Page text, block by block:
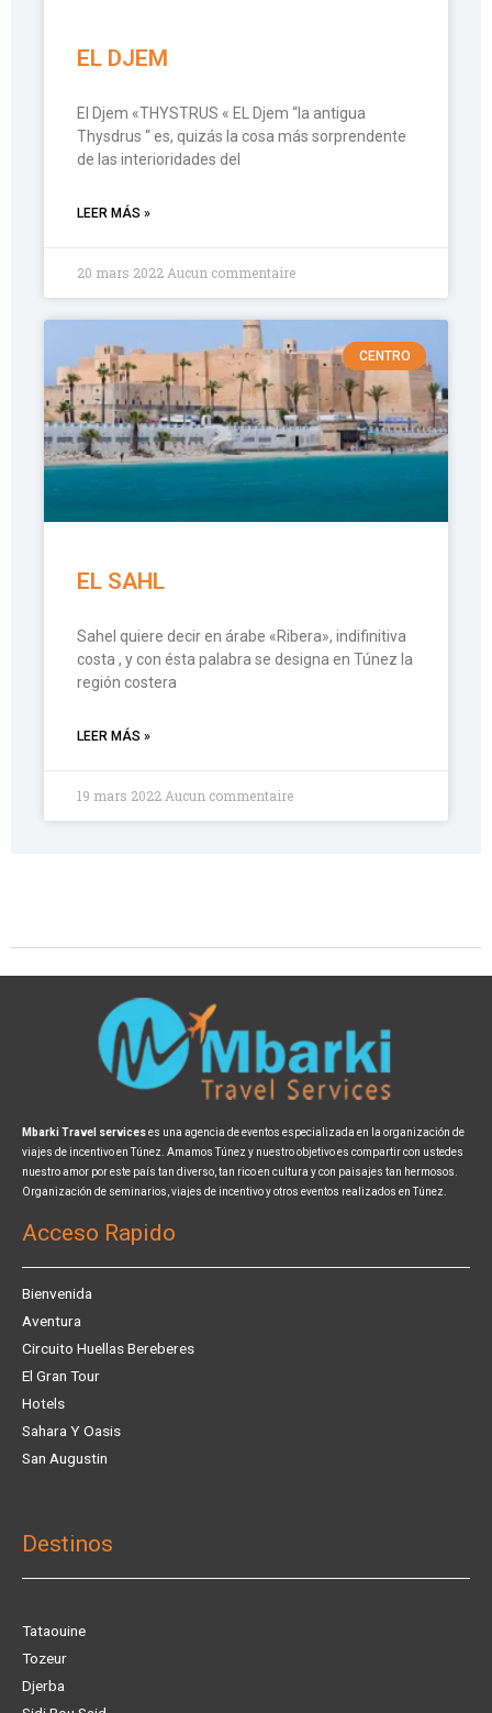
EL DJEM
El Djem «THYSTRUS « EL Djem “la antigua
Thysdrus “ es, quizás la cosa más sorprendente
de las interioridades del
LEER MÁS »
20 mars 2022 Aucun commentaire
CENTRO
EL SAHL
Sahel quiere decir en árabe «Ribera», indifinitiva
costa , y con ésta palabra se designa en Túnez la
región costera
LEER MÁS »
19 mars 2022 Aucun commentaire
Mbarki Travel serviceses una agencia de eventos especializada en la organización de
viajes de incentivo en Túnez. Amamos Túnez y nuestro objetivo es compartir con ustedes
nuestro amor por este país tan diverso, tan rico en cultura y con paisajes tan hermosos.
Organización de seminarios, viajes de incentivo y otros eventos realizados en Túnez.
Acceso Rapido
Bienvenida
Aventura
Circuito Huellas Bereberes
El Gran Tour
Hotels
Sahara Y Oasis
San Augustin
Destinos
Tataouine
Tozeur
Djerba